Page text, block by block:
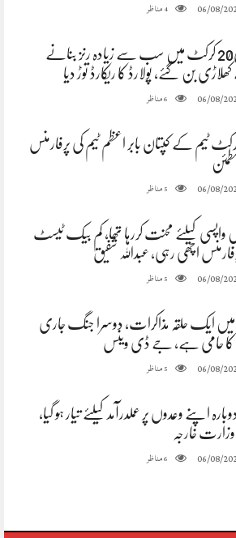
06/08/
4مناظر
بٹلر ٹی20 کرکٹ میں سب سے زیادہ رنز بنانے
بن گئے، پولارڈ کا ریکارڈ توڑ دیا
06/08/
6مناظر
ٹیم کے کپتان بابر اعظم ٹیم کی پرفارمنس
06/08/
5مناظر
واپسی کیلئے محنت کررہا تھا، کم بیک ٹیسٹ
اچھی رہی، عبداللہ شفیق
06/08/
5مناظر
میں ایک حلقہ مذاکرات، دوسرا جنگ جاری
کا حامی ہے، جے ڈی وینس
06/08/
5مناظر
اپنے وعدوں پر عملدرآمد کیلئے تیار ہو گیا،
وزارت خارجہ
06/08/
6مناظر